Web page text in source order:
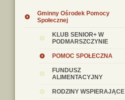
Gminny Ośrodek Pomocy
Społecznej
KLUB SENIOR+ W
PODMARSZCZYNIE
POMOC SPOŁECZNA
FUNDUSZ
ALIMENTACYJNY
RODZINY WSPIERAJĄCE